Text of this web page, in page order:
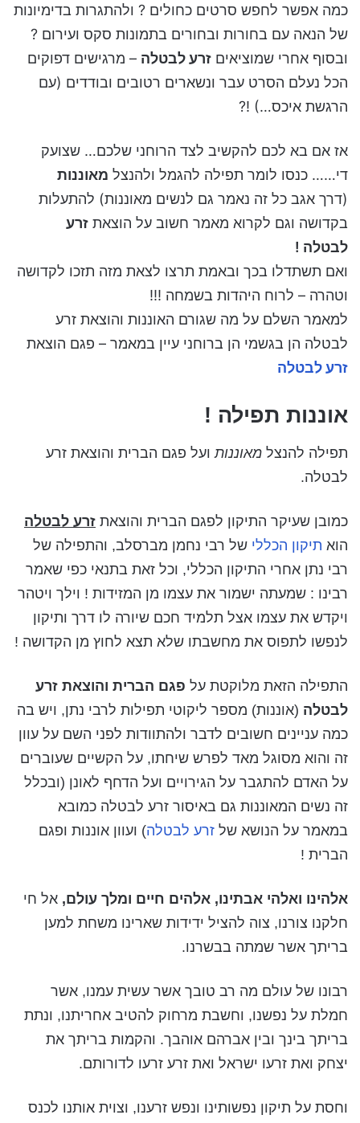
כמה אפשר לחפש סרטים כחולים ? ולהתגרות בדימיונות
של הנאה עם בחורות ובחורים בתמונות סקס ועירום ?
ובסוף אחרי שמוציאים זרע לבטלה – מרגישים דפוקים
הכל נעלם הסרט עבר ונשארים רטובים ובודדים (עם
הרגשת איכס…) !?
אז אם בא לכם להקשיב לצד הרוחני שלכם… שצועק
די…… כנסו לומר תפילה להגמל ולהנצל מאוננות
(דרך אגב כל זה נאמר גם לנשים מאוננות) להתעלות
בקדושה וגם לקרוא מאמר חשוב על הוצאת זרע
לבטלה !
ואם תשתדלו בכך ובאמת תרצו לצאת מזה תזכו לקדושה
וטהרה – לרוח היהדות בשמחה !!!
למאמר השלם על מה שגורם האוננות והוצאת זרע
לבטלה הן בגשמי הן ברוחני עיין במאמר – פגם הוצאת
זרע לבטלה
אוננות תפילה !
תפילה להנצל מאוננותועל פגם הברית והוצאת זרע
לבטלה.
כמובן שעיקר התיקון לפגם הברית והוצאת זרע לבטלה
הוא תיקון הכללי של רבי נחמן מברסלב, והתפילה של
רבי נתן אחרי התיקון הכללי, וכל זאת בתנאי כפי שאמר
רבינו : שמעתה ישמור את עצמו מן המזידות ! וילך ויטהר
ויקדש את עצמו אצל תלמיד חכם שיורה לו דרך ותיקון
לנפשו לתפוס את מחשבתו שלא תצא לחוץ מן הקדושה !
התפילה הזאת מלוקטת על פגם הברית והוצאת זרע
לבטלה (אוננות) מספר ליקוטי תפילות לרבי נתן, ויש בה
כמה עניינים חשובים לדבר ולהתוודות לפני השם על עוון
זה והוא מסוגל מאד לפרש שיחתו, על הקשיים שעוברים
על האדם להתגבר על הגירויים ועל הדחף לאונן (ובכלל
זה נשים המאוננות גם באיסור זרע לבטלה כמובא
במאמר על הנושא של זרע לבטלה) ועוון אוננות ופגם
הברית !
אלהינו ואלהי אבתינו, אלהים חיים ומלך עולם, אל חי
חלקנו צורנו, צוה להציל ידידות שארינו משחת למען
בריתך אשר שמתה בבשרנו.
רבונו של עולם מה רב טובך אשר עשית עמנו, אשר
חמלת על נפשנו, וחשבת מרחוק להטיב אחריתנו, ונתת
בריתך בינך ובין אברהם אוהבך. והקמות בריתך את
יצחק ואת זרעו ישראל ואת זרע זרעו לדורותם.
וחסת על תיקון נפשותינו ונפש זרענו, וצוית אותנו לכנס